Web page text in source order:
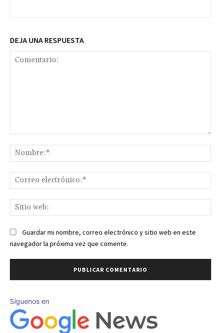
DEJA UNA RESPUESTA
Guardar mi nombre, correo electrónico y sitio web en este
navegador la próxima vez que comente.
Síguenos en